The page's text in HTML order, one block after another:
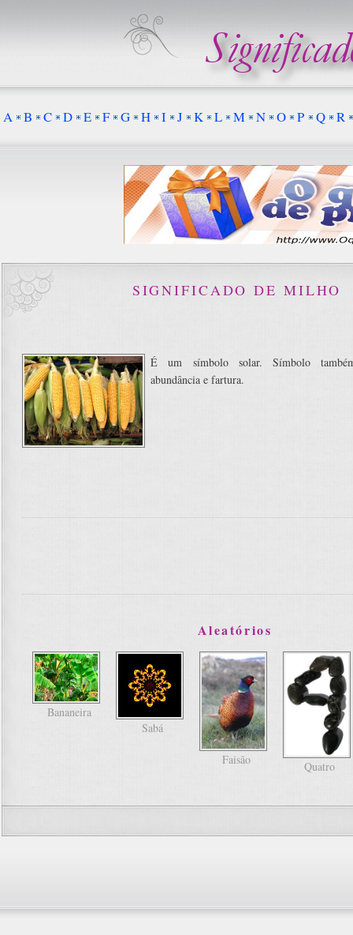
SIGNIFICADO DE MILHO
É um símbolo solar. Símbolo
abundância e fartura.
Aleatórios
Bananeira
Sabá
Faisão Quatro
A B C D E F G H I J K L M N O P Q R